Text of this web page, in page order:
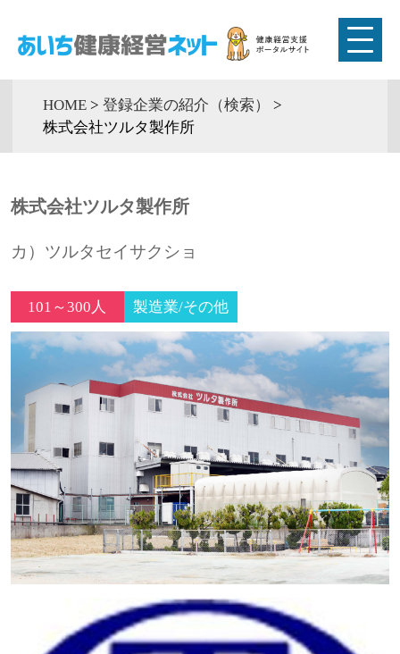
HOME > 登録企業の紹介（検索）
>
株式会社ツルタ製作所
株式会社ツルタ製作所
カ）ツルタセイサクショ
101～300人 製造業/その他